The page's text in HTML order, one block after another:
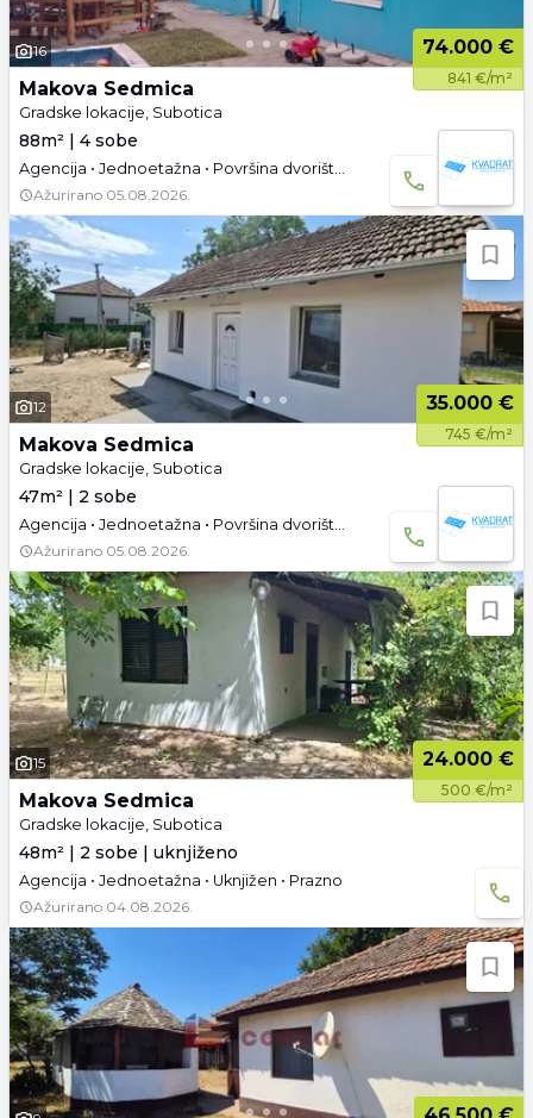
16 74.000 €
841 €/m²
Makova Sedmica
Gradske lokacije, Subotica
88m² | 4 sobe
Agencija • Jednoetažna • Površina dvorišta: 7.56 a •
Ažurirano 05.08.2026.
12 35.000 €
745 €/m²
Makova Sedmica
Gradske lokacije, Subotica
47m² | 2 sobe
Agencija • Jednoetažna • Površina dvorišta: 3 a •
Ažurirano 05.08.2026.
15 24.000 €
500 €/m²
Makova Sedmica
Gradske lokacije, Subotica
48m² | 2 sobe | uknjiženo
Agencija • Jednoetažna • Uknjižen • Prazno
Ažurirano 04.08.2026.